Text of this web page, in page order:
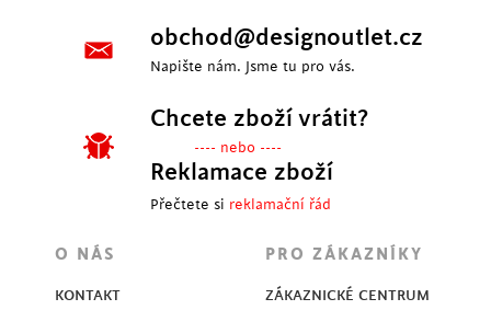
obchod@designoutlet.cz
Napište nám. Jsme tu pro vás.
Chcete zboží vrátit?
---- nebo ----
Reklamace zboží
Přečtete si reklamační řád
O NÁS
KONTAKT
PRO ZÁKAZNÍKY
ZÁKAZNICKÉ CENTRUM